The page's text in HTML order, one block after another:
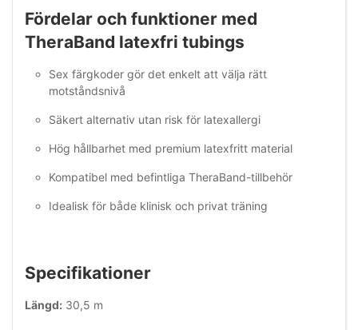
Fördelar och funktioner med
TheraBand latexfri tubings
Sex färgkoder gör det enkelt att välja rätt
motståndsnivå
Säkert alternativ utan risk för latexallergi
Hög hållbarhet med premium latexfritt material
Kompatibel med befintliga TheraBand-tillbehör
Idealisk för både klinisk och privat träning
Specifikationer
Längd: 30,5 m